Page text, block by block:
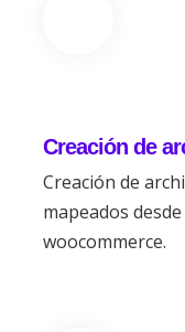
Creación de
Creación de
mapeados
woocommerce.